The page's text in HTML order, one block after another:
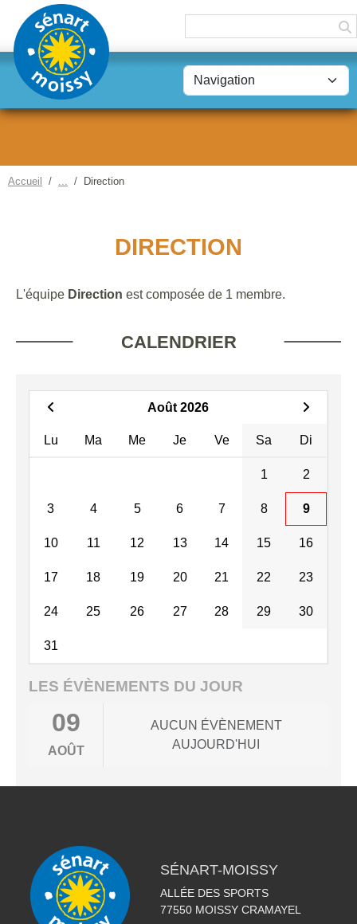
Accueil Direction
DIRECTION
L'équipe Direction est composée de 1 membre.
CALENDRIER
Août 2026
Lu Ma Me Je Ve Sa Di
1 2
3 4 5 6 7 8 9
10 11 12 13 14 15 16
17 18 19 20 21 22 23
24 25 26 27 28 29 30
31
LES ÉVÈNEMENTS DU JOUR
09
AOÛT
AUCUN ÉVÈNEMENT
AUJOURD'HUI
SÉNART-MOISSY
ALLÉE DES SPORTS
77550 MOISSY CRAMAYEL
Panneau de gestion des cookies